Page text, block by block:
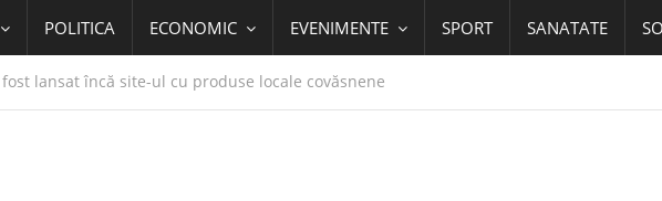
POLITICA ECONOMIC EVENIMENTE SPORT SANATATE
lansat încă site-ul cu produse locale covăsnene